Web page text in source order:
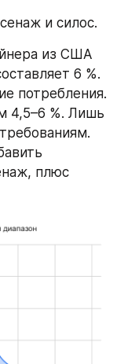
и силос.
из США
6 %.
потребления.
4,5–6 %. Лишь
плюс